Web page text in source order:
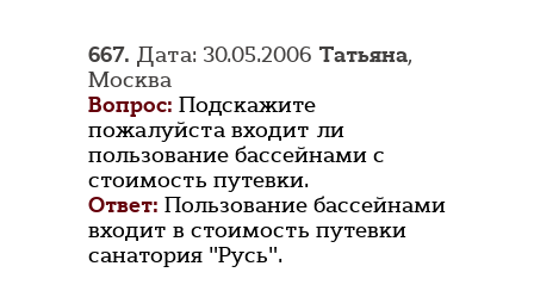
667. Дата: 30.05.2006 Татьяна,
Москва
Вопрос: Подскажите
пожалуйста входит ли
пользование бассейнами с
стоимость путевки.
Ответ: Пользование бассейнами
входит в стоимость путевки
санатория "Русь".